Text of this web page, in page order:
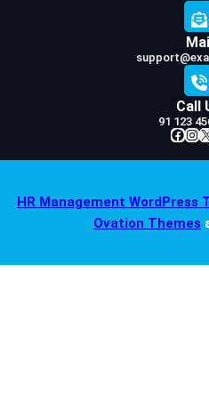
Mail
Call
91 123
Facebook InstagramX
HR Management WordPress
Ovation Themes